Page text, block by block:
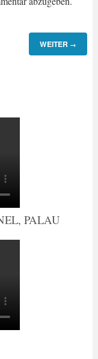
WEITER →
PALAU